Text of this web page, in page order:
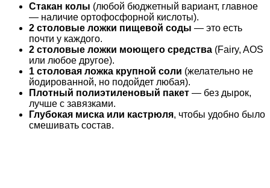
Стакан колы (любой бюджетный вариант, главное
— наличие ортофосфорной кислоты).
2 столовые ложки пищевой соды — это есть
почти у каждого.
2 столовые ложки моющего средства (Fairy, AOS
или любое другое).
1 столовая ложка крупной соли (желательно не
йодированной, но подойдет любая).
Плотный полиэтиленовый пакет — без дырок,
лучше с завязками.
Глубокая миска или кастрюля, чтобы удобно было
смешивать состав.